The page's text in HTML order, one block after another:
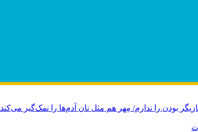
بودن را ندارم/ مِهر هم مثل نان آدم‌ها را نمک‌گیر می‌کند